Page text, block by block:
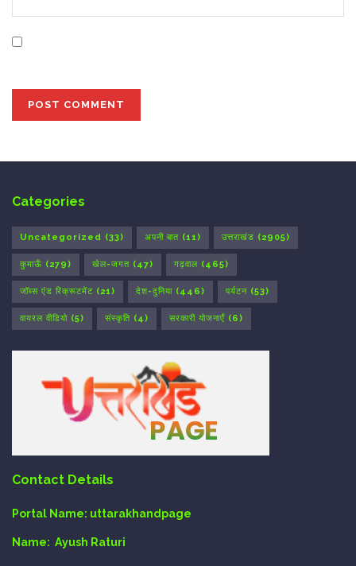
Categories
Uncategorized (33) अपनी बात (11) उत्तराखंड (2905)
कुमाऊँ (279) खेल-जगत (47) गढ़वाल (465)
जॉब्स एंड रिक्रूटमेंट (21) देश-दुनिया (446) पर्यटन (53)
वायरल वीडियो (5) संस्कृति (4) सरकारी योजनाएँ (6)
Contact Details
Portal Name: uttarakhandpage
Name: Ayush Raturi